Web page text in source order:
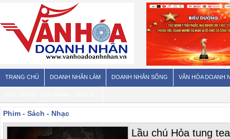
TRANG CHỦ DOANH NHÂN LÀM DOANH NHÂN SỐNG VĂN HÓA DOANH
Phim - Sách - Nhạc
Lầu chú Hỏa tung